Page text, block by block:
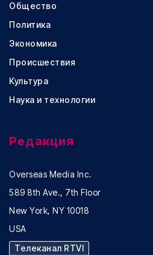
Общество
Политика
Экономика
Происшествия
Культура
Наука и технологии
Редакция
Overseas Media Inc.
589 8th Ave., 7th Floor
New York, NY 10018
USA
Телеканал RTVI